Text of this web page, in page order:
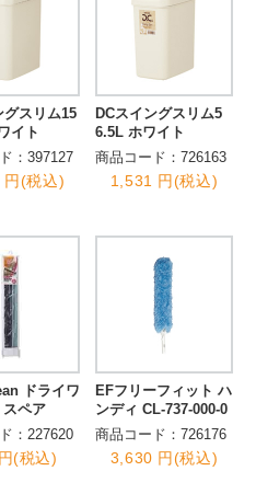
グスリム15
イト
：397127
(税込)
DCスイングスリム5
6.5L ホワイト
商品コード：726163
1,531 円(税込)
ドライワ
スペア
：227620
(税込)
EFフリーフィット ハ
ンディ CL-737-000-0
商品コード：726176
3,630 円(税込)